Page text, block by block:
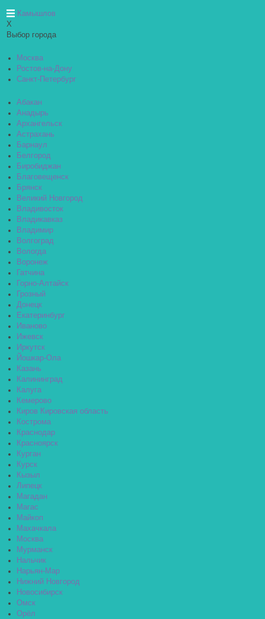
Камышлов
X
Выбор города
Москва
Ростов-на-Дону
Санкт-Петербург
Абакан
Анадырь
Архангельск
Астрахань
Барнаул
Белгород
Биробиджан
Благовещенск
Брянск
Великий Новгород
Владивосток
Владикавказ
Владимир
Волгоград
Вологда
Воронеж
Гатчина
Горно-Алтайск
Грозный
Донецк
Екатеринбург
Иваново
Ижевск
Иркутск
Йошкар-Ола
Казань
Калининград
Калуга
Кемерово
Киров Кировская область
Кострома
Краснодар
Красноярск
Курган
Курск
Кызыл
Липецк
Магадан
Магас
Майкоп
Махачкала
Москва
Мурманск
Нальчик
Нарьян-Мар
Нижний Новгород
Новосибирск
Омск
Орёл